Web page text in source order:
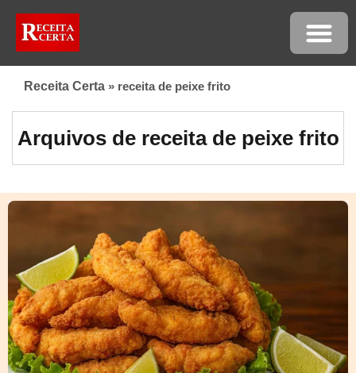
Receita Certa » receita de peixe frito
Arquivos de receita de peixe frito